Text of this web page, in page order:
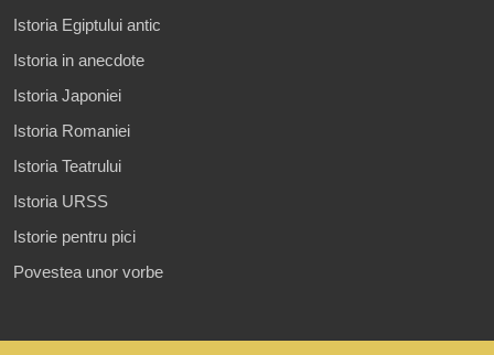
Istoria Egiptului antic
Istoria in anecdote
Istoria Japoniei
Istoria Romaniei
Istoria Teatrului
Istoria URSS
Istorie pentru pici
Povestea unor vorbe